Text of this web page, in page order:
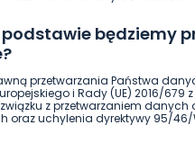
podstawie będziemy
przetwarzania Państwa
i Rady (UE) 2016/
z przetwarzaniem
oraz uchylenia dyrektywy 95/46/